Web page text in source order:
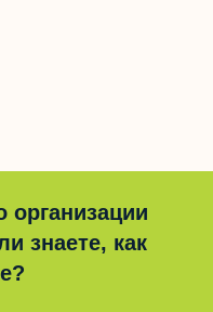
организации
знаете, как